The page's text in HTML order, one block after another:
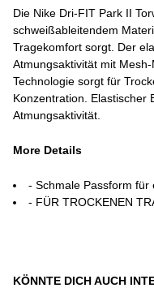
Die Nike Dri-FIT Park II
schweißableitendem
Tragekomfort sorgt. Der
Atmungsaktivität mit
Technologie sorgt für
Konzentration. Elastischer
Atmungsaktivität.
More Details
- Schmale Passform
- FÜR TROCKENEN